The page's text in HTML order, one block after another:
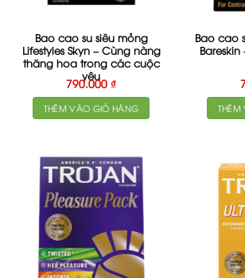
Bao cao su siêu mỏng
Lifestyles Skyn – Cùng nàng
thăng hoa trong các cuộc
yêu
790.000 ₫
THÊM VÀO GIỎ HÀNG
Bao cao